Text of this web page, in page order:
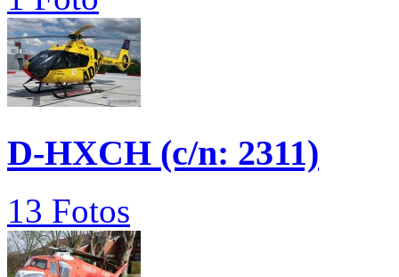
D-HXCH (c/n: 2311)
13 Fotos